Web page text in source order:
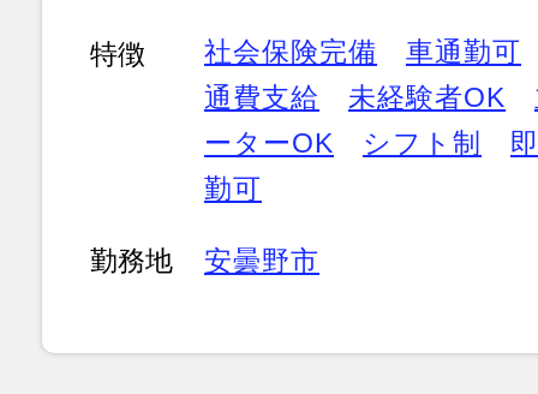
特徴 社会保険完備
車通勤可
通費支給
未経験者OK
ーターOK
シフト制
勤可
勤務地 安曇野市